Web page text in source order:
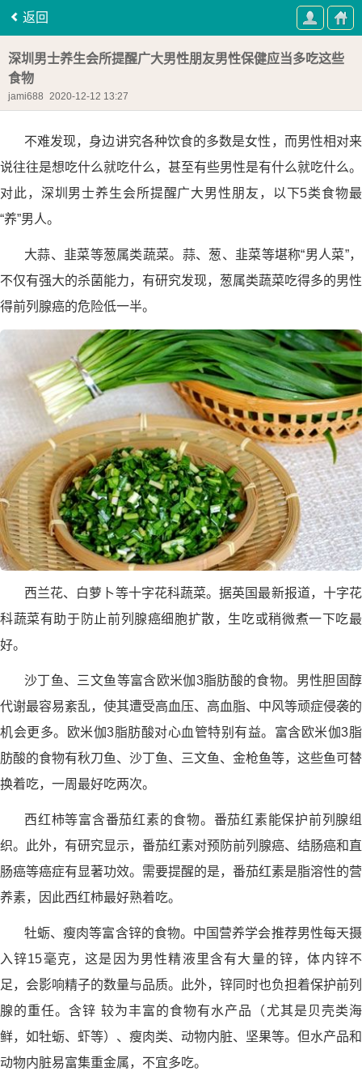
返回
深圳男士养生会所提醒广大男性朋友男性保健应当多吃这些
食物
jami688 2020-12-12 13:27
不难发现，身边讲究各种饮食的多数是女性，而男性相对来
说往往是想吃什么就吃什么，甚至有些男性是有什么就吃什么。
对此，深圳男士养生会所提醒广大男性朋友，以下5类食物最
“养”男人。
大蒜、韭菜等葱属类蔬菜。蒜、葱、韭菜等堪称“男人菜”，
不仅有强大的杀菌能力，有研究发现，葱属类蔬菜吃得多的男性
得前列腺癌的危险低一半。
西兰花、白萝卜等十字花科蔬菜。据英国最新报道，十字花
科蔬菜有助于防止前列腺癌细胞扩散，生吃或稍微煮一下吃最
好。
沙丁鱼、三文鱼等富含欧米伽3脂肪酸的食物。男性胆固醇
代谢最容易紊乱，使其遭受高血压、高血脂、中风等顽症侵袭的
机会更多。欧米伽3脂肪酸对心血管特别有益。富含欧米伽3脂
肪酸的食物有秋刀鱼、沙丁鱼、三文鱼、金枪鱼等，这些鱼可替
换着吃，一周最好吃两次。
西红柿等富含番茄红素的食物。番茄红素能保护前列腺组
织。此外，有研究显示，番茄红素对预防前列腺癌、结肠癌和直
肠癌等癌症有显著功效。需要提醒的是，番茄红素是脂溶性的营
养素，因此西红柿最好熟着吃。
牡蛎、瘦肉等富含锌的食物。中国营养学会推荐男性每天摄
入锌15毫克，这是因为男性精液里含有大量的锌，体内锌不
足，会影响精子的数量与品质。此外，锌同时也负担着保护前列
腺的重任。含锌 较为丰富的食物有水产品（尤其是贝壳类海
鲜，如牡蛎、虾等）、瘦肉类、动物内脏、坚果等。但水产品和
动物内脏易富集重金属，不宜多吃。